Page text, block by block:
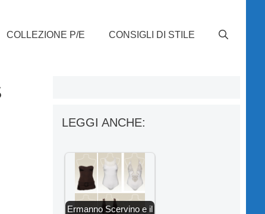
COLLEZIONE P/E CONSIGLI DI STILE
LEGGI ANCHE:
Ermanno Scervino e il